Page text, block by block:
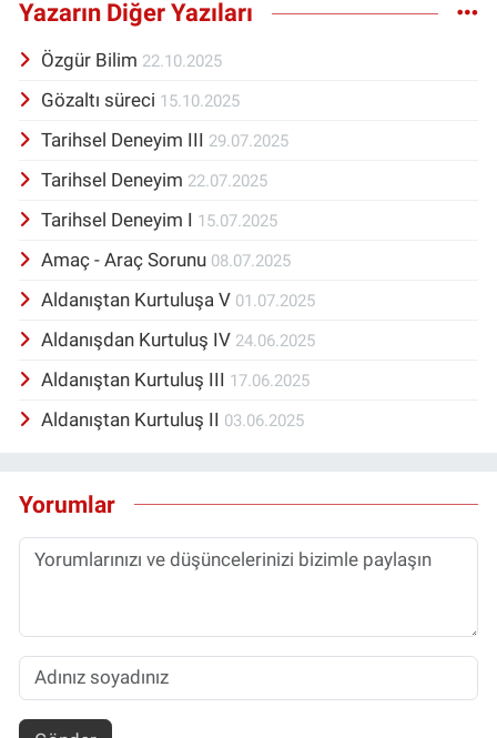
Yazarın Diğer Yazıları
Özgür Bilim 22.10.2025
Gözaltı süreci 15.10.2025
Tarihsel Deneyim III 29.07.2025
Tarihsel Deneyim 22.07.2025
Tarihsel Deneyim I 15.07.2025
Amaç - Araç Sorunu 08.07.2025
Aldanıştan Kurtuluşa V 01.07.2025
Aldanışdan Kurtuluş IV 24.06.2025
Aldanıştan Kurtuluş III 17.06.2025
Aldanıştan Kurtuluş II 03.06.2025
Yorumlar